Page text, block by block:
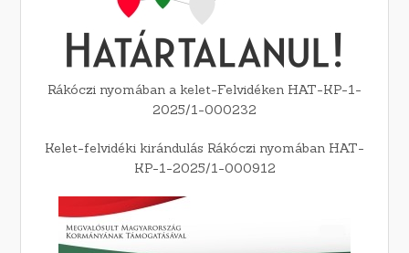
Rákóczi nyomában a kelet-Felvidéken HAT-KP-1-
2025/1-000232
Kelet-felvidéki kirándulás Rákóczi nyomában HAT-
KP-1-2025/1-000912